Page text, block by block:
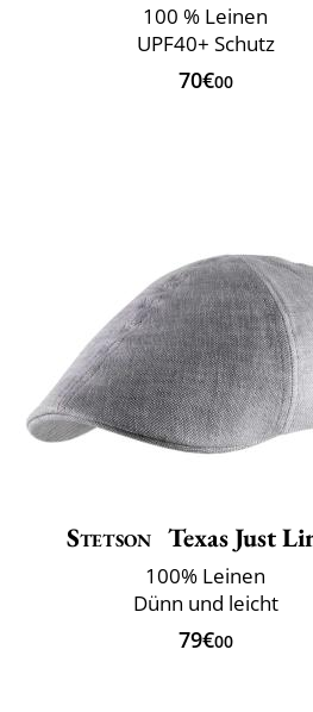
100 % Leinen
UPF40+ Schutz
70€00
Stetson Texas Just
100% Leinen
Dünn und leicht
79€00